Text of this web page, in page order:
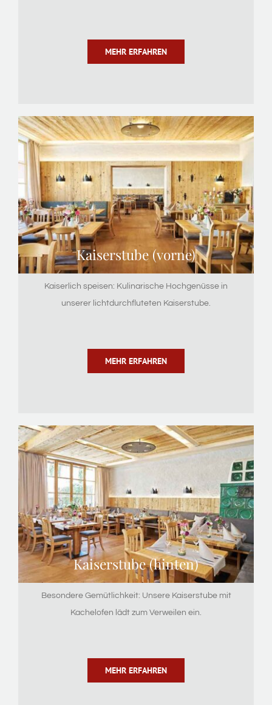
MEHR ERFAHREN
Kaiserstube (vorne)
Kaiserlich speisen: Kulinarische Hochgenüsse in
unserer lichtdurchfluteten Kaiserstube.
MEHR ERFAHREN
Kaiserstube (hinten)
Besondere Gemütlichkeit: Unsere Kaiserstube mit
Kachelofen lädt zum Verweilen ein.
MEHR ERFAHREN